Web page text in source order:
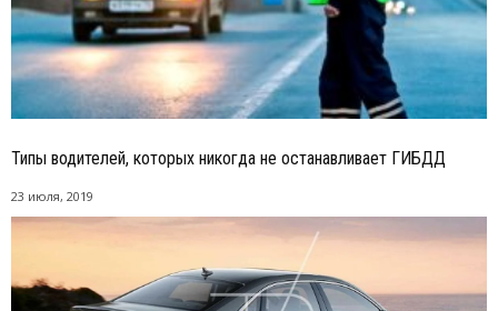
Типы водителей, которых никогда не останавливает ГИБДД
23 июля, 2019